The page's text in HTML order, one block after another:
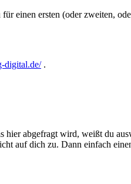
einen ersten (oder zweiten,
digital.de/.
abgefragt wird, weißt du
auf dich zu. Dann einfach